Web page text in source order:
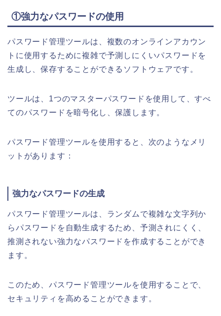
①強力なパスワードの使用
パスワード管理ツールは、複数のオンラインアカウン
トに使用するために複雑で予測しにくいパスワードを
生成し、保存することができるソフトウェアです。
ツールは、1つのマスターパスワードを使用して、すべ
てのパスワードを暗号化し、保護します。
パスワード管理ツールを使用すると、次のようなメリ
ットがあります：
強力なパスワードの生成
パスワード管理ツールは、ランダムで複雑な文字列か
らパスワードを自動生成するため、予測されにくく、
推測されない強力なパスワードを作成することができ
ます。
このため、パスワード管理ツールを使用することで、
セキュリティを高めることができます。